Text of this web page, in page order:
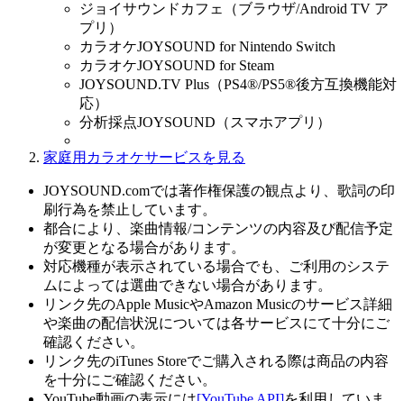
ジョイサウンドカフェ（ブラウザ/Android TV ア
プリ）
カラオケJOYSOUND for Nintendo Switch
カラオケJOYSOUND for Steam
JOYSOUND.TV Plus（PS4®/PS5®後方互換機能対
応）
分析採点JOYSOUND（スマホアプリ）
家庭用カラオケサービスを見る
JOYSOUND.comでは著作権保護の観点より、歌詞の印
刷行為を禁止しています。
都合により、楽曲情報/コンテンツの内容及び配信予定
が変更となる場合があります。
対応機種が表示されている場合でも、ご利用のシステ
ムによっては選曲できない場合があります。
リンク先のApple MusicやAmazon Musicのサービス詳細
や楽曲の配信状況については各サービスにて十分にご
確認ください。
リンク先のiTunes Storeでご購入される際は商品の内容
を十分にご確認ください。